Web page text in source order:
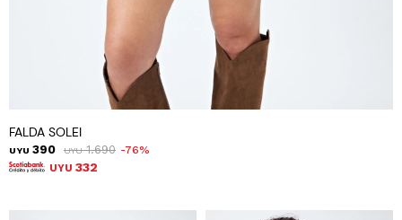
FALDA SOLEI
UYU 390 UYU 1.690 76
UYU 332